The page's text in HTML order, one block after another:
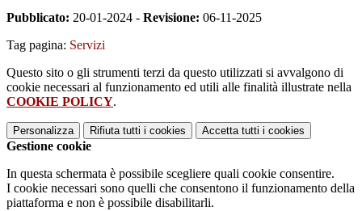
Pubblicato: 20-01-2024 - Revisione: 06-11-2025
Tag pagina: Servizi
Questo sito o gli strumenti terzi da questo utilizzati si avvalgono di
cookie necessari al funzionamento ed utili alle finalità illustrate nella
COOKIE POLICY.
Personalizza Rifiuta tutti i cookies Accetta tutti i cookies
Gestione cookie
In questa schermata è possibile scegliere quali cookie consentire.
I cookie necessari sono quelli che consentono il funzionamento della
piattaforma e non è possibile disabilitarli.